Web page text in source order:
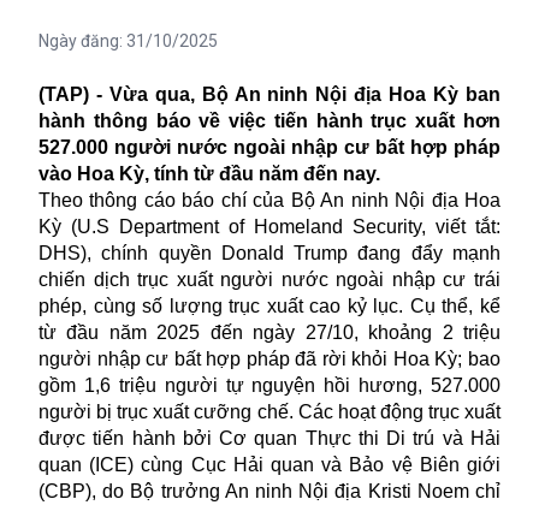
Ngày đăng: 31/10/2025
(TAP) - Vừa qua, Bộ An ninh Nội địa Hoa Kỳ ban
hành thông báo về việc tiến hành trục xuất hơn
527.000 người nước ngoài nhập cư bất hợp pháp
vào Hoa Kỳ, tính từ đầu năm đến nay.
Theo thông cáo báo chí của Bộ An ninh Nội địa Hoa
Kỳ (U.S Department of Homeland Security, viết tắt:
DHS), chính quyền Donald Trump đang đẩy mạnh
chiến dịch trục xuất người nước ngoài nhập cư trái
phép, cùng số lượng trục xuất cao kỷ lục. Cụ thể, kể
từ đầu năm 2025 đến ngày 27/10, khoảng 2 triệu
người nhập cư bất hợp pháp đã rời khỏi Hoa Kỳ; bao
gồm 1,6 triệu người tự nguyện hồi hương, 527.000
người bị trục xuất cưỡng chế. Các hoạt động trục xuất
được tiến hành bởi Cơ quan Thực thi Di trú và Hải
quan (ICE) cùng Cục Hải quan và Bảo vệ Biên giới
(CBP), do Bộ trưởng An ninh Nội địa Kristi Noem chỉ